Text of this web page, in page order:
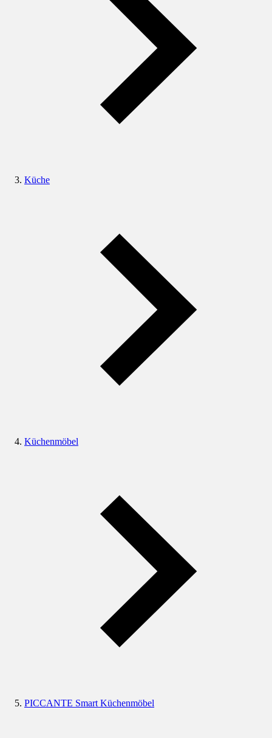
Küche
Küchenmöbel
PICCANTE Smart Küchenmöbel